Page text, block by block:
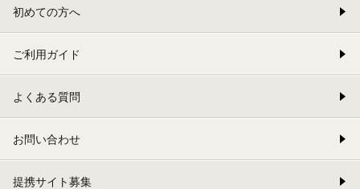
初めての方へ
ご利用ガイド
よくある質問
お問い合わせ
提携サイト募集